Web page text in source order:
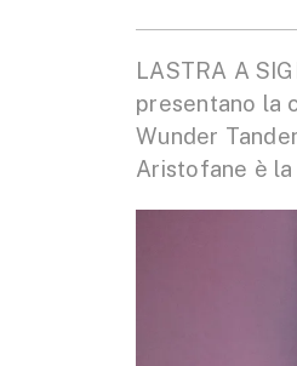
LASTRA A
presentano la
Wunder
Aristofane è